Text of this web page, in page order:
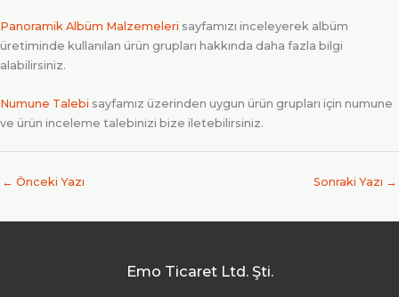
Panoramik Albüm Malzemeleri sayfamızı inceleyerek albüm
üretiminde kullanılan ürün grupları hakkında daha fazla bilgi
alabilirsiniz.
Numune Talebi sayfamız üzerinden uygun ürün grupları için numune
ve ürün inceleme talebinizi bize iletebilirsiniz.
← Önceki Yazı Sonraki Yazı →
Emo Ticaret Ltd. Şti.